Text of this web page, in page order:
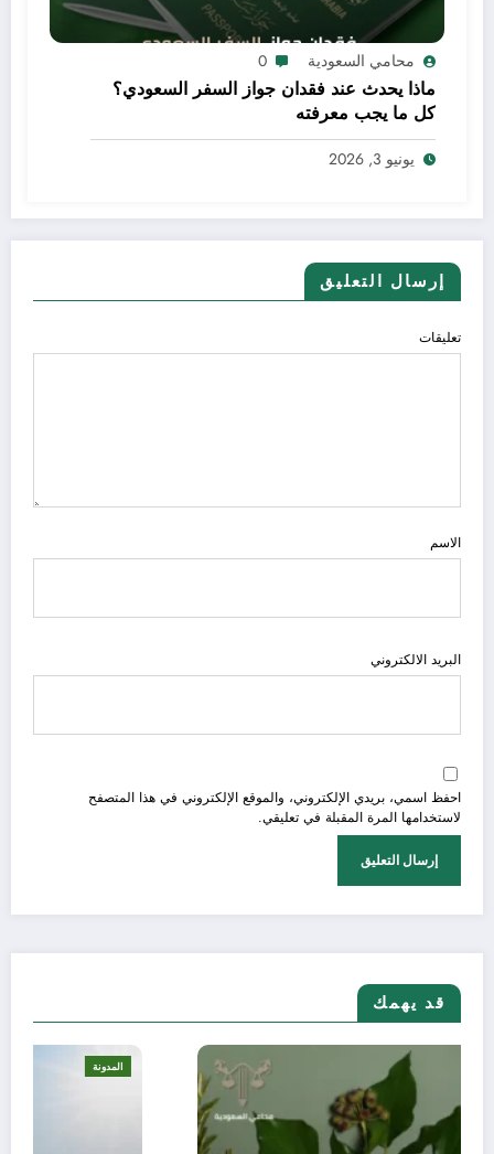
محامي السعودية 0
ماذا يحدث عند فقدان جواز السفر السعودي؟
كل ما يجب معرفته
يونيو 3, 2026
إرسال التعليق
تعليقات
الاسم
البريد الالكتروني
احفظ اسمي، بريدي الإلكتروني، والموقع الإلكتروني في هذا المتصفح
لاستخدامها المرة المقبلة في تعليقي.
قد يهمك